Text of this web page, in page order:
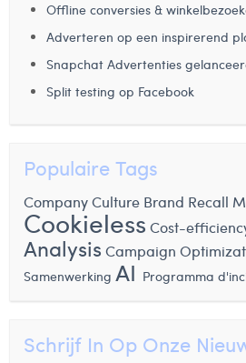
Offline conversies &
Adverteren op een inspirerend
Snapchat Advertenties
Split testing op Facebook
Populaire Tags
Company Culture Brand Recall
Cookieless Cost-
Analysis Campaign
Samenwerking AI Programma
Schrijf In Op Onze